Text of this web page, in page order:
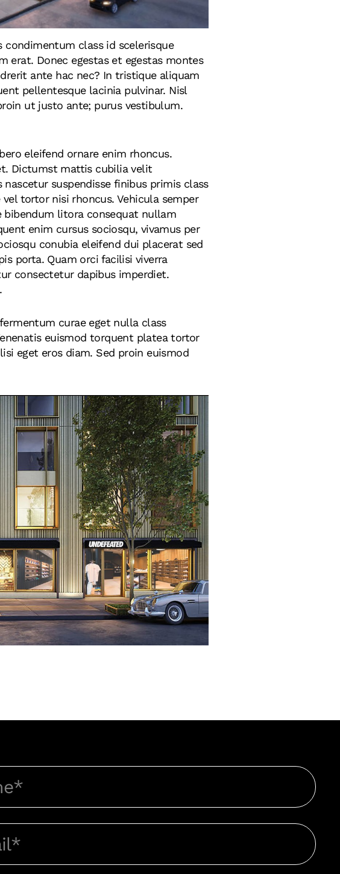
condimentum class id scelerisque
erat. Donec egestas et egestas montes
ante hac nec? In tristique aliquam
pellentesque lacinia pulvinar. Nisl
ut justo ante; purus vestibulum.
eleifend ornare enim rhoncus.
Dictumst mattis cubilia velit
suspendisse finibus primis class
tortor nisi rhoncus. Vehicula semper
bibendum litora consequat nullam
enim cursus sociosqu, vivamus per
conubia eleifend dui placerat sed
porta. Quam orci facilisi viverra
consectetur dapibus imperdiet.
curae eget nulla class
euismod torquent platea tortor
eget eros diam. Sed proin euismod